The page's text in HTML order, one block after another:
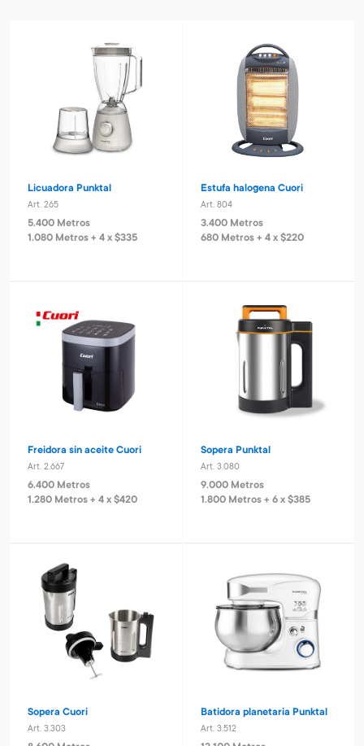
Licuadora Punktal
Art. 265
5.400 Metros
1.080 Metros + 4 x $335
Estufa halogena Cuori
Art. 804
3.400 Metros
680 Metros + 4 x $220
Freidora sin aceite Cuori
Art. 2.667
6.400 Metros
1.280 Metros + 4 x $420
Sopera Punktal
Art. 3.080
9.000 Metros
1.800 Metros + 6 x $385
Sopera Cuori
Art. 3.303
Batidora planetaria Punktal
Art. 3.512